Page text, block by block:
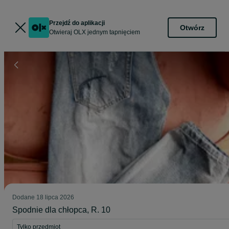
Przejdź do aplikacji
Otwieraj OLX jednym tapnięciem
Otwórz
Dodane 18 lipca 2026
Spodnie dla chłopca, R. 10
Tylko przedmiot